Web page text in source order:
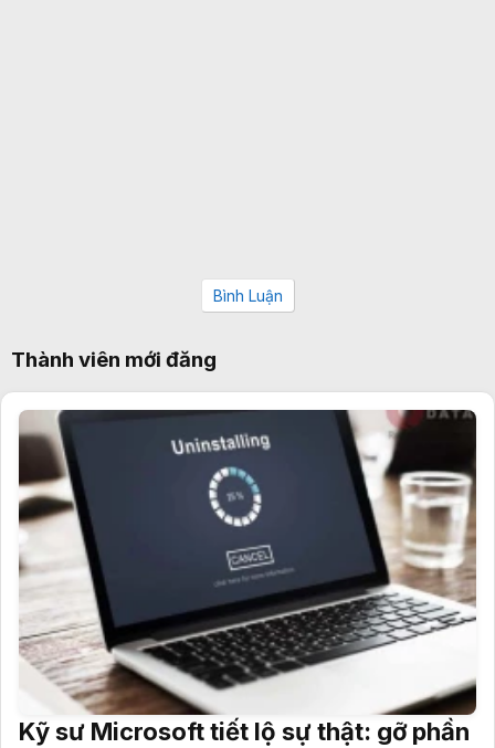
Bình Luận
Thành viên mới đăng
Kỹ sư Microsoft tiết lộ sự thật: gỡ phần